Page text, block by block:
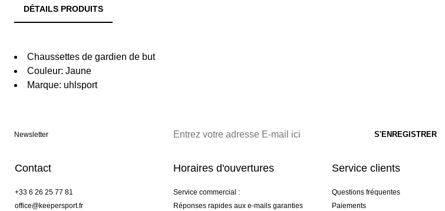
DÉTAILS PRODUITS
Chaussettes de gardien de but
Couleur: Jaune
Marque: uhlsport
Newsletter
Contact
+33 6 26 25 77 81
office@keepersport.fr
Horaires d'ouvertures
Service commercial :
Réponses rapides aux e-mails garanties
Service clients
Questions fréquentes
Paiements